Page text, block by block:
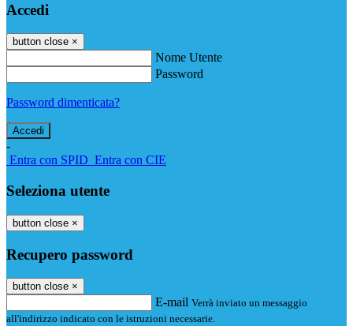
Accedi
button close ×
Nome Utente
Password
Password dimenticata?
-
Entra con SPID Entra con CIE
Seleziona utente
button close ×
Recupero password
button close ×
E-mail Verrà inviato un messaggio
all'indirizzo indicato con le istruzioni necessarie.